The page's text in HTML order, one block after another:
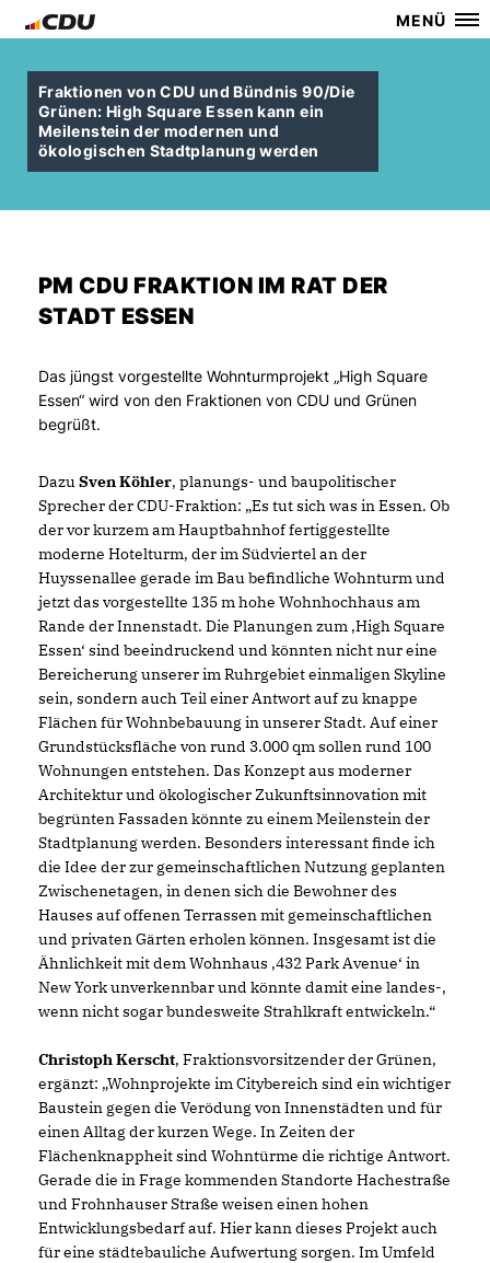
MENÜ
Fraktionen von CDU und Bündnis 90/Die
Grünen: High Square Essen kann ein
Meilenstein der modernen und
ökologischen Stadtplanung werden
PM CDU FRAKTION IM RAT DER
STADT ESSEN
Das jüngst vorgestellte Wohnturmprojekt „High Square
Essen“ wird von den Fraktionen von CDU und Grünen
begrüßt.
DazuSven Köhler, planungs- und baupolitischer
Sprecher der CDU-Fraktion: „Es tut sich was in Essen. Ob
der vor kurzem am Hauptbahnhof fertiggestellte
moderne Hotelturm, der im Südviertel an der
Huyssenallee gerade im Bau befindliche Wohnturm und
jetzt das vorgestellte 135 m hohe Wohnhochhaus am
Rande der Innenstadt. Die Planungen zum ‚High Square
Essen‘ sind beeindruckend und könnten nicht nur eine
Bereicherung unserer im Ruhrgebiet einmaligen Skyline
sein, sondern auch Teil einer Antwort auf zu knappe
Flächen für Wohnbebauung in unserer Stadt. Auf einer
Grundstücksfläche von rund 3.000 qm sollen rund 100
Wohnungen entstehen. Das Konzept aus moderner
Architektur und ökologischer Zukunftsinnovation mit
begrünten Fassaden könnte zu einem Meilenstein der
Stadtplanung werden. Besonders interessant finde ich
die Idee der zur gemeinschaftlichen Nutzung geplanten
Zwischenetagen, in denen sich die Bewohner des
Hauses auf offenen Terrassen mit gemeinschaftlichen
und privaten Gärten erholen können. Insgesamt ist die
Ähnlichkeit mit dem Wohnhaus ‚432 Park Avenue‘ in
New York unverkennbar und könnte damit eine landes-,
wenn nicht sogar bundesweite Strahlkraft entwickeln.“
Christoph Kerscht, Fraktionsvorsitzender der Grünen,
ergänzt: „Wohnprojekte im Citybereich sind ein wichtiger
Baustein gegen die Verödung von Innenstädten und für
einen Alltag der kurzen Wege. In Zeiten der
Flächenknappheit sind Wohntürme die richtige Antwort.
Gerade die in Frage kommenden Standorte Hachestraße
und Frohnhauser Straße weisen einen hohen
Entwicklungsbedarf auf. Hier kann dieses Projekt auch
für eine städtebauliche Aufwertung sorgen. Im Umfeld